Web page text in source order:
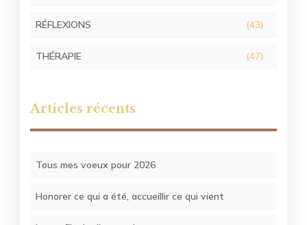
RÉFLEXIONS (43)
THÉRAPIE (47)
Articles récents
Tous mes voeux pour 2026
Honorer ce qui a été, accueillir ce qui vient